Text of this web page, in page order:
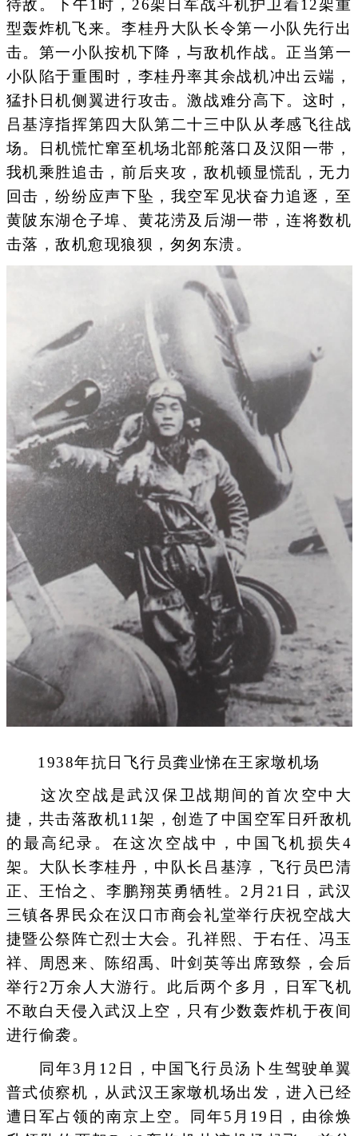
待敌。下午1时，26架日军战斗机护卫着12架重
型轰炸机飞来。李桂丹大队长令第一小队先行出
击。第一小队按机下降，与敌机作战。正当第一
小队陷于重围时，李桂丹率其余战机冲出云端，
猛扑日机侧翼进行攻击。激战难分高下。这时，
吕基淳指挥第四大队第二十三中队从孝感飞往战
场。日机慌忙窜至机场北部舵落口及汉阳一带，
我机乘胜追击，前后夹攻，敌机顿显慌乱，无力
回击，纷纷应声下坠，我空军见状奋力追逐，至
黄陂东湖仓子埠、黄花涝及后湖一带，连将数机
击落，敌机愈现狼狈，匆匆东溃。
1938年抗日飞行员龚业悌在王家墩机场
这次空战是武汉保卫战期间的首次空中大
捷，共击落敌机11架，创造了中国空军日歼敌机
的最高纪录。在这次空战中，中国飞机损失4
架。大队长李桂丹，中队长吕基淳，飞行员巴清
正、王怡之、李鹏翔英勇牺牲。2月21日，武汉
三镇各界民众在汉口市商会礼堂举行庆祝空战大
捷暨公祭阵亡烈士大会。孔祥熙、于右任、冯玉
祥、周恩来、陈绍禹、叶剑英等出席致祭，会后
举行2万余人大游行。此后两个多月，日军飞机
不敢白天侵入武汉上空，只有少数轰炸机于夜间
进行偷袭。
同年3月12日，中国飞行员汤卜生驾驶单翼
普式侦察机，从武汉王家墩机场出发，进入已经
遭日军占领的南京上空。同年5月19日，由徐焕